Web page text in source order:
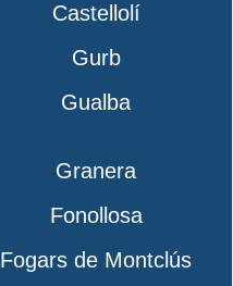
Castellolí
Gurb
Gualba
Granera
Fonollosa
Fogars de Montclús